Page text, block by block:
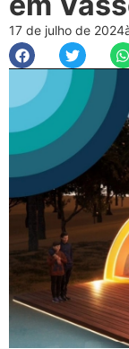
17 de julho de 2024